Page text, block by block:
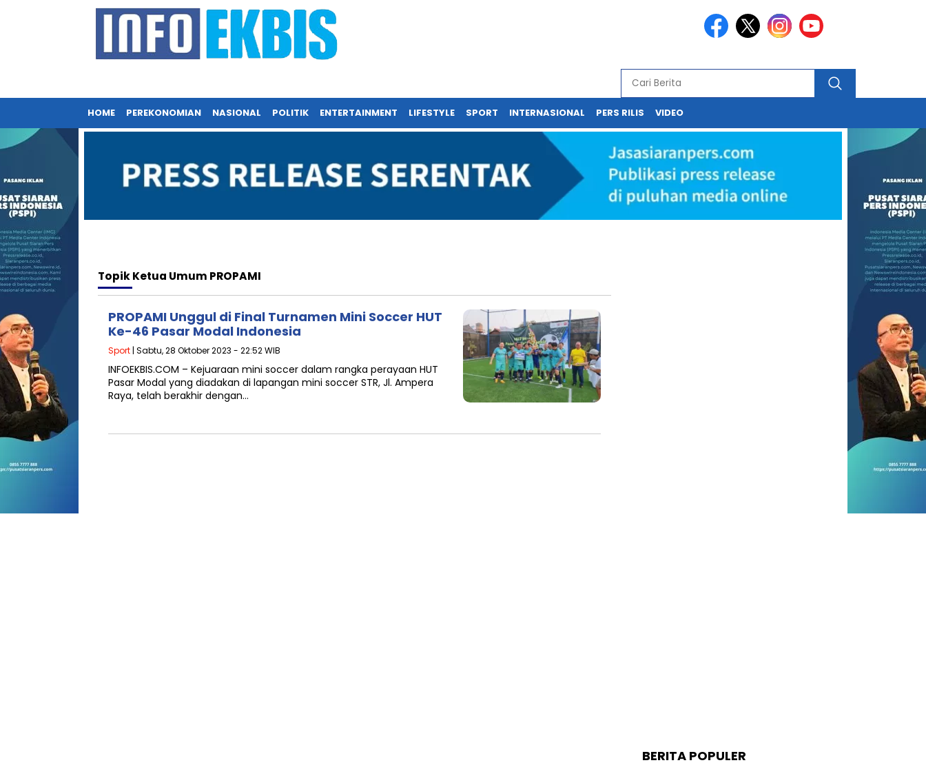
HOME PEREKONOMIAN NASIONAL POLITIK ENTERTAINMENT LIFESTYLE SPORT INTERNASIONAL PERS RILIS VIDEO
TopikKetua Umum PROPAMI
PROPAMI Unggul di Final Turnamen Mini Soccer HUT
Ke-46 Pasar Modal Indonesia
Sport | Sabtu, 28 Oktober 2023 - 22:52 WIB
INFOEKBIS.COM – Kejuaraan mini soccer dalam rangka perayaan HUT
Pasar Modal yang diadakan di lapangan mini soccer STR, Jl. Ampera
Raya, telah berakhir dengan…
BERITA POPULER